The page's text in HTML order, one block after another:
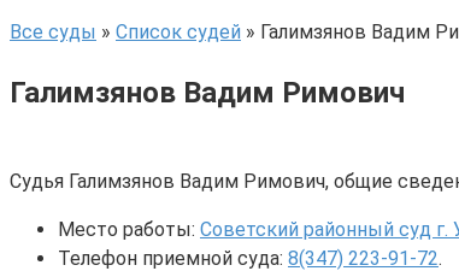
Все суды » Список судей » Галимзянов Вадим
Галимзянов Вадим Римович
Судья Галимзянов Вадим Римович, общие
Место работы: Советский районный суд
Телефон приемной суда: 8(347) 223-91-72.